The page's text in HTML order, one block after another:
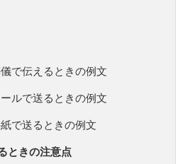
で伝えるときの例文
ルで送るときの例文
で送るときの例文
ときの注意点